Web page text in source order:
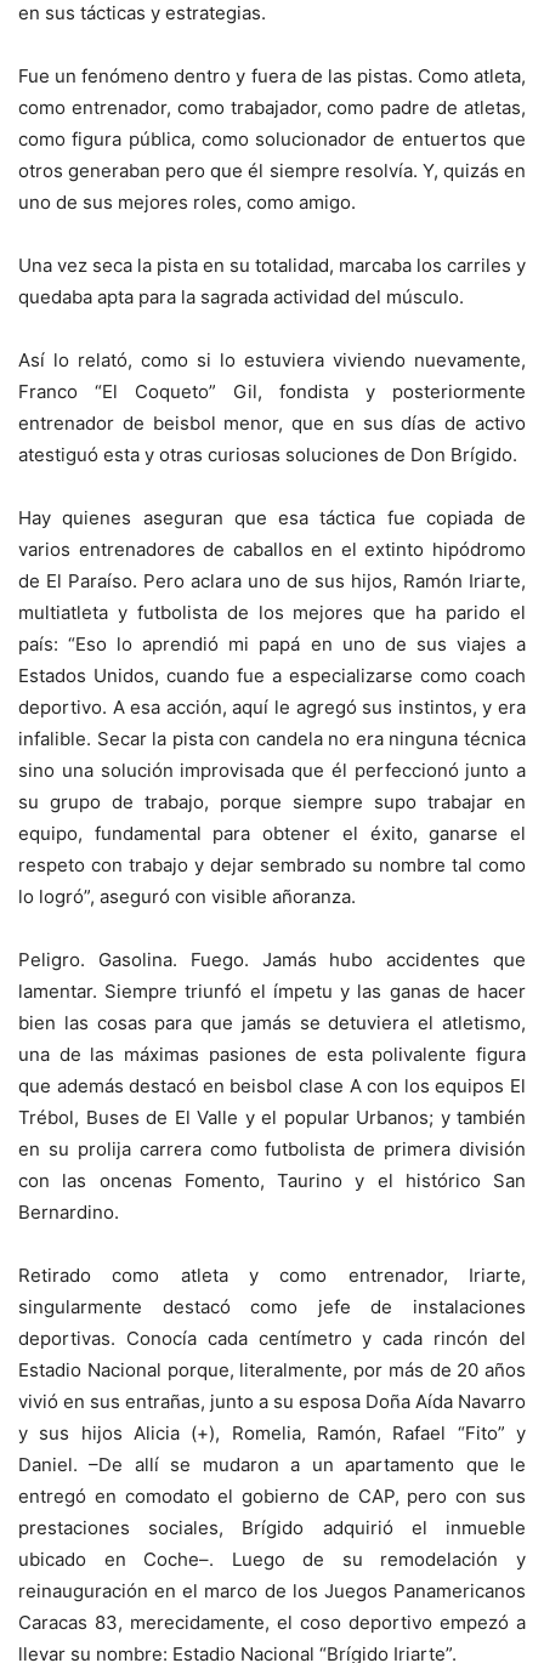
en sus tácticas y estrategias.
Fue un fenómeno dentro y fuera de las pistas. Como atleta,
como entrenador, como trabajador, como padre de atletas,
como figura pública, como solucionador de entuertos que
otros generaban pero que él siempre resolvía. Y, quizás en
uno de sus mejores roles, como amigo.
Una vez seca la pista en su totalidad, marcaba los carriles y
quedaba apta para la sagrada actividad del músculo.
Así lo relató, como si lo estuviera viviendo nuevamente,
Franco “El Coqueto” Gil, fondista y posteriormente
entrenador de beisbol menor, que en sus días de activo
atestiguó esta y otras curiosas soluciones de Don Brígido.
Hay quienes aseguran que esa táctica fue copiada de
varios entrenadores de caballos en el extinto hipódromo
de El Paraíso. Pero aclara uno de sus hijos, Ramón Iriarte,
multiatleta y futbolista de los mejores que ha parido el
país: “Eso lo aprendió mi papá en uno de sus viajes a
Estados Unidos, cuando fue a especializarse como coach
deportivo. A esa acción, aquí le agregó sus instintos, y era
infalible. Secar la pista con candela no era ninguna técnica
sino una solución improvisada que él perfeccionó junto a
su grupo de trabajo, porque siempre supo trabajar en
equipo, fundamental para obtener el éxito, ganarse el
respeto con trabajo y dejar sembrado su nombre tal como
lo logró”, aseguró con visible añoranza.
Peligro. Gasolina. Fuego. Jamás hubo accidentes que
lamentar. Siempre triunfó el ímpetu y las ganas de hacer
bien las cosas para que jamás se detuviera el atletismo,
una de las máximas pasiones de esta polivalente figura
que además destacó en beisbol clase A con los equipos El
Trébol, Buses de El Valle y el popular Urbanos; y también
en su prolija carrera como futbolista de primera división
con las oncenas Fomento, Taurino y el histórico San
Bernardino.
Retirado como atleta y como entrenador, Iriarte,
singularmente destacó como jefe de instalaciones
deportivas. Conocía cada centímetro y cada rincón del
Estadio Nacional porque, literalmente, por más de 20 años
vivió en sus entrañas, junto a su esposa Doña Aída Navarro
y sus hijos Alicia (+), Romelia, Ramón, Rafael “Fito” y
Daniel. –De allí se mudaron a un apartamento que le
entregó en comodato el gobierno de CAP, pero con sus
prestaciones sociales, Brígido adquirió el inmueble
ubicado en Coche–. Luego de su remodelación y
reinauguración en el marco de los Juegos Panamericanos
Caracas 83, merecidamente, el coso deportivo empezó a
llevar su nombre: Estadio Nacional “Brígido Iriarte”.